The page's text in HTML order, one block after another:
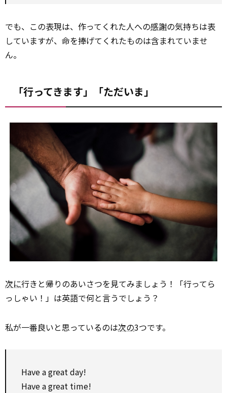
でも、この表現は、作ってくれた人への感謝の気持ちは表
していますが、命を捧げてくれたものは含まれていませ
ん。
「行ってきます」「ただいま」
次に行きと帰りのあいさつを見てみましょう！「行ってら
っしゃい！」は英語で何と言うでしょう？
私が一番良いと思っているのは次の3つです。
Have a great day!
Have a great time!